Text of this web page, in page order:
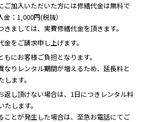
ご加入いただいた方には修繕代金は無料で
：1,000円(税抜）
ましては、実費修繕代金を頂きます。
をご請求申し上げます。
にお客様ご負担となります。
なりレンタル期間が増えるため、延長料と
ます。
返し頂けない場合は、1日につきレンタル料
します。
ことが発生した場合は、至急お電話にてご